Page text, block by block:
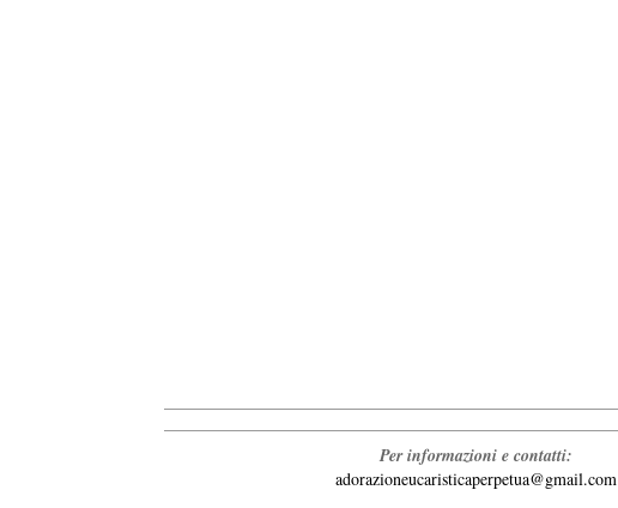
Per informazioni e contatti:
adorazioneucaristicaperpetua@gmail.com